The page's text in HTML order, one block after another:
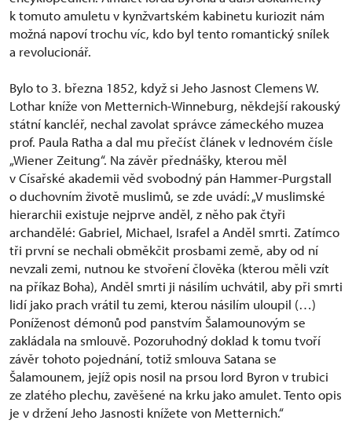
k tomuto amuletu v kynžvartském kabinetu kuriozit nám
možná napoví trochu víc, kdo byl tento romantický snílek
a revolucionář.
Bylo to 3. března 1852, když si Jeho Jasnost Clemens W.
Lothar kníže von Metternich-Winneburg, někdejší rakouský
státní kancléř, nechal zavolat správce zámeckého muzea
prof. Paula Ratha a dal mu přečíst článek v lednovém čísle
„Wiener Zeitung“. Na závěr přednášky, kterou měl
v Císařské akademii věd svobodný pán Hammer-Purgstall
o duchovním životě muslimů, se zde uvádí: „V muslimské
hierarchii existuje nejprve anděl, z něho pak čtyři
archandělé: Gabriel, Michael, Israfel a Anděl smrti. Zatímco
tři první se nechali obměkčit prosbami země, aby od ní
nevzali zemi, nutnou ke stvoření člověka (kterou měli vzít
na příkaz Boha), Anděl smrti ji násilím uchvátil, aby při smrti
lidí jako prach vrátil tu zemi, kterou násilím uloupil (…)
Poníženost démonů pod panstvím Šalamounovým se
zakládala na smlouvě. Pozoruhodný doklad k tomu tvoří
závěr tohoto pojednání, totiž smlouva Satana se
Šalamounem, jejíž opis nosil na prsou lord Byron v trubici
ze zlatého plechu, zavěšené na krku jako amulet. Tento opis
je v držení Jeho Jasnosti knížete von Metternich.“